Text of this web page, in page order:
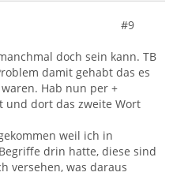
#9
doch sein kann. TB
damit gehabt das es
Hab nun per +
und dort das zweite Wort
weil ich in
drin hatte, diese sind
versehen, was daraus